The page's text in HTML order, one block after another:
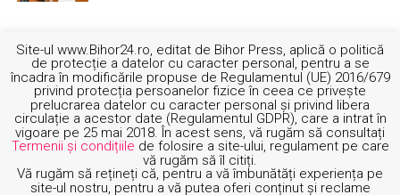
Site-ul www.Bihor24.ro, editat de Bihor Press, aplică o politică
de protecție a datelor cu caracter personal, pentru a se
încadra în modificările propuse de Regulamentul (UE) 2016/679
privind protecția persoanelor fizice în ceea ce privește
prelucrarea datelor cu caracter personal și privind libera
circulație a acestor date (Regulamentul GDPR), care a intrat în
vigoare pe 25 mai 2018. În acest sens, vă rugăm să consultați
Termenii și condițiile de folosire a site-ului, regulament pe care
vă rugăm să îl citiți.
Vă rugăm să rețineți că, pentru a vă îmbunătăți experiența pe
site-ul nostru, pentru a vă putea oferi conținut și reclame